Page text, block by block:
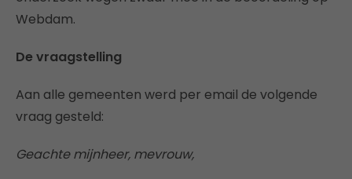
Webdam.
De vraagstelling
Aan alle gemeenten werd per email de volgende
vraag gesteld:
Geachte mijnheer, mevrouw,